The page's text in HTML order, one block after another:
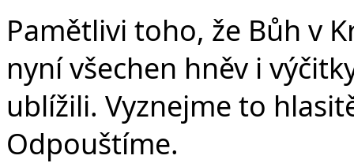
Pamětlivi toho, že Bůh v
nyní všechen hněv i
ublížili. Vyznejme to
Odpouštíme.